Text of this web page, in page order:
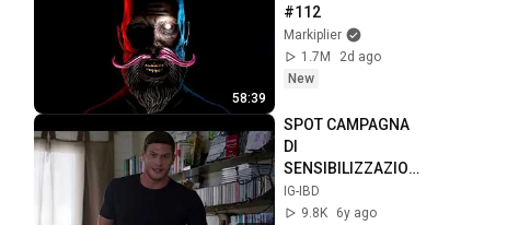
58:39
#112
Markiplier
1.7M
2d ago
New
SPOT CAMPAGNA
DI
SENSIBILIZZAZION
E IGIBD
IG-IBD
9.8K
6y ago